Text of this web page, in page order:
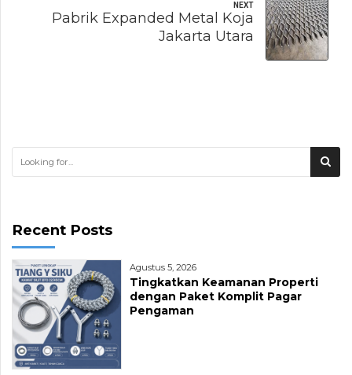
NEXT
Pabrik Expanded Metal Koja
Jakarta Utara
Recent Posts
Agustus 5, 2026
Tingkatkan Keamanan Properti
dengan Paket Komplit Pagar
Pengaman